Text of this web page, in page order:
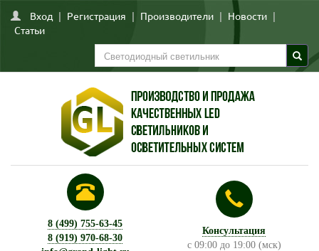
Вход | Регистрация | Производители | Новости |
Статьи
8 (499) 755-63-45
8 (919) 970-68-30
Консультация
с 09:00 до 19:00 (мск)